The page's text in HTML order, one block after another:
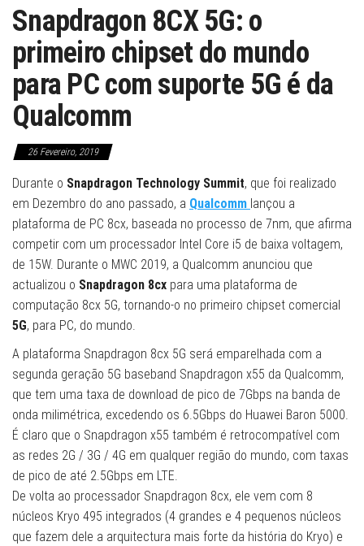
Snapdragon 8CX 5G: o
primeiro chipset do mundo
para PC com suporte 5G é da
Qualcomm
26 Fevereiro, 2019
Durante o Snapdragon Technology Summit, que foi realizado
em Dezembro do ano passado, a Qualcomm lançou a
plataforma de PC 8cx, baseada no processo de 7nm, que afirma
competir com um processador Intel Core i5 de baixa voltagem,
de 15W. Durante o MWC 2019, a Qualcomm anunciou que
actualizou o Snapdragon 8cx para uma plataforma de
computação 8cx 5G, tornando-o no primeiro chipset comercial
5G, para PC, do mundo.
A plataforma Snapdragon 8cx 5G será emparelhada com a
segunda geração 5G baseband Snapdragon x55 da Qualcomm,
que tem uma taxa de download de pico de 7Gbps na banda de
onda milimétrica, excedendo os 6.5Gbps do Huawei Baron 5000.
É claro que o Snapdragon x55 também é retrocompatível com
as redes 2G / 3G / 4G em qualquer região do mundo, com taxas
de pico de até 2.5Gbps em LTE.
De volta ao processador Snapdragon 8cx, ele vem com 8
núcleos Kryo 495 integrados (4 grandes e 4 pequenos núcleos
que fazem dele a arquitectura mais forte da história do Kryo) e